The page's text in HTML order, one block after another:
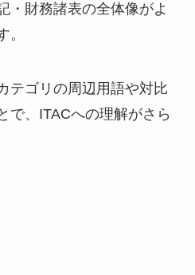
・財務諸表の全体像がよ
。
テゴリの周辺用語や対比
で、ITACへの理解がさら